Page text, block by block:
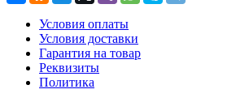
Условия оплаты
Условия доставки
Гарантия на товар
Реквизиты
Политика